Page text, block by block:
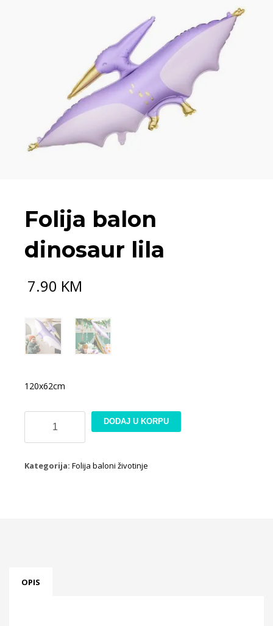
Folija balon
dinosaur lila
7.90 KM
120x62cm
dinosaur
količina
DODAJ U KORPU
Kategorija: Folija baloni životinje
OPIS